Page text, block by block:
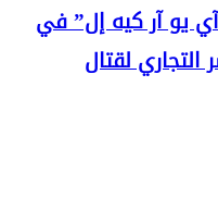
يو آر كيه إل” في
التجاري لقتال